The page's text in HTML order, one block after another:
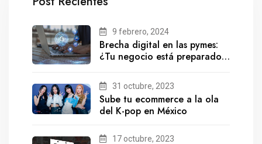
9 febrero, 2024
Brecha digital en las pymes:
¿Tu negocio está preparado
31 octubre, 2023
Sube tu ecommerce a la ola
del K-pop en México
17 octubre, 2023